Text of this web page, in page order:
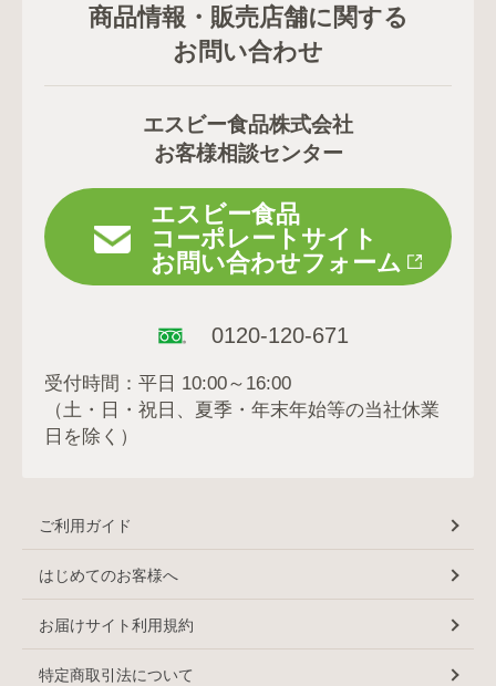
商品情報・販売店舗に関する
お問い合わせ
エスビー食品株式会社
お客様相談センター
エスビー食品
コーポレートサイト
お問い合わせフォーム
0120-120-671
受付時間：平日 10:00～16:00
（土・日・祝日、夏季・年末年始等の当社休業
日を除く）
ご利用ガイド
はじめてのお客様へ
お届けサイト利用規約
特定商取引法について